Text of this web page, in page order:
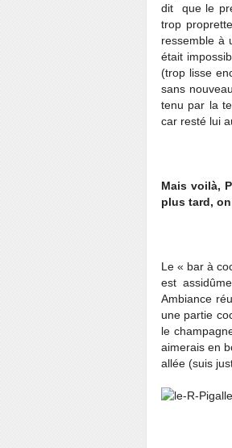
dit que le
trop
ressemble à
était
(trop lisse
sans
tenu par la
car resté lui
Mais voilà,
plus tard,
Le « bar à
est
Ambiance
une partie
le
aimerais en
allée (suis